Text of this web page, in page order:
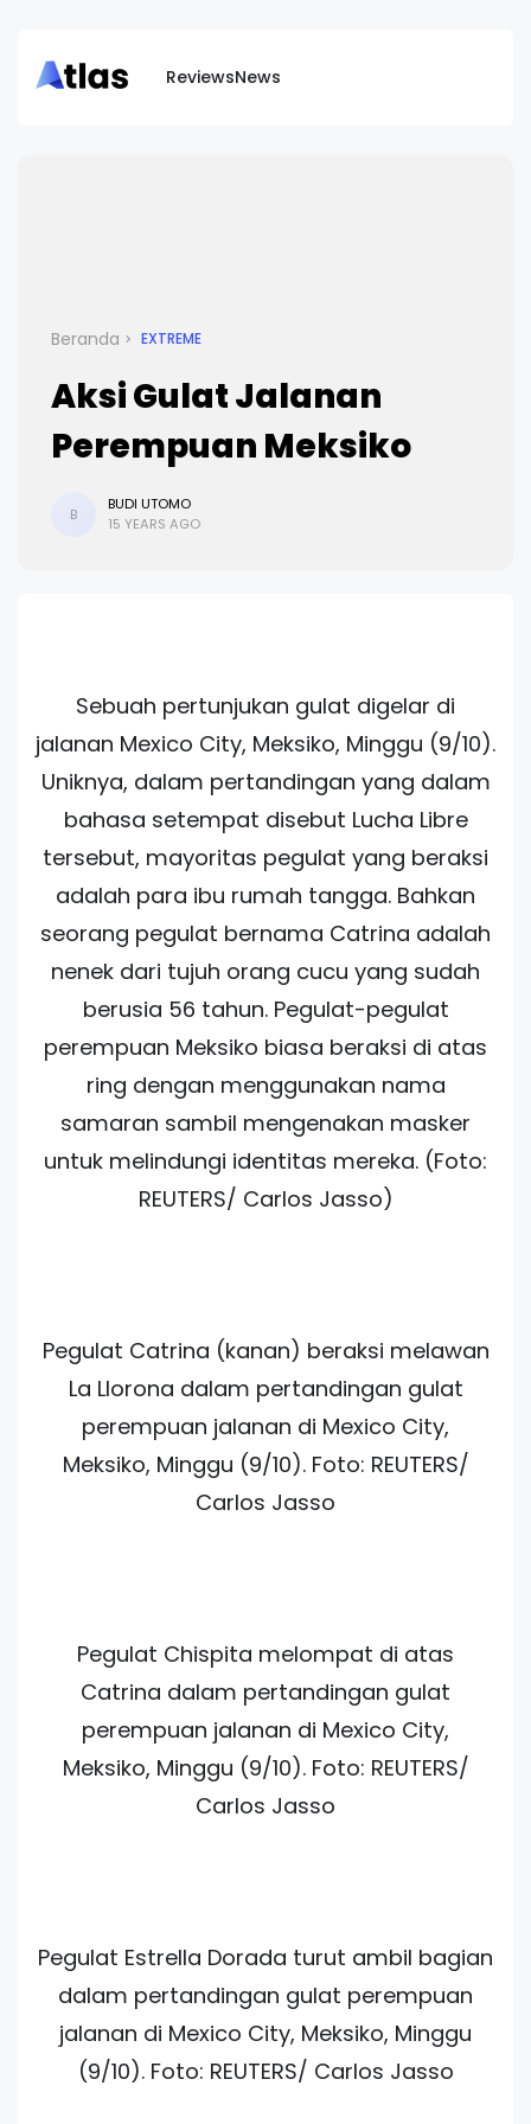
ReviewsNews
Beranda EXTREME
Aksi Gulat Jalanan
Perempuan Meksiko
B
BUDI UTOMO
15 YEARS AGO
Sebuah pertunjukan gulat digelar di
jalanan Mexico City, Meksiko, Minggu (9/10).
Uniknya, dalam pertandingan yang dalam
bahasa setempat disebut Lucha Libre
tersebut, mayoritas pegulat yang beraksi
adalah para ibu rumah tangga. Bahkan
seorang pegulat bernama Catrina adalah
nenek dari tujuh orang cucu yang sudah
berusia 56 tahun. Pegulat-pegulat
perempuan Meksiko biasa beraksi di atas
ring dengan menggunakan nama
samaran sambil mengenakan masker
untuk melindungi identitas mereka. (Foto:
REUTERS/ Carlos Jasso)
Pegulat Catrina (kanan) beraksi melawan
La Llorona dalam pertandingan gulat
perempuan jalanan di Mexico City,
Meksiko, Minggu (9/10). Foto: REUTERS/
Carlos Jasso
Pegulat Chispita melompat di atas
Catrina dalam pertandingan gulat
perempuan jalanan di Mexico City,
Meksiko, Minggu (9/10). Foto: REUTERS/
Carlos Jasso
Pegulat Estrella Dorada turut ambil bagian
dalam pertandingan gulat perempuan
jalanan di Mexico City, Meksiko, Minggu
(9/10). Foto: REUTERS/ Carlos Jasso